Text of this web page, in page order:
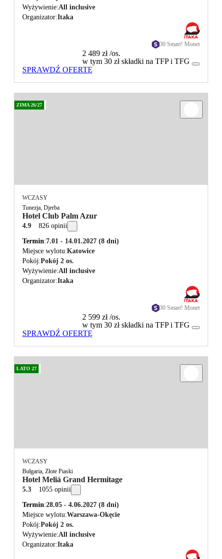
Wyżywienie All inclusive
Organizator Itaka
30 Smart! Monet
2 489 zł/os.
w tym 30 zł składki na TFP i TFG
SPRAWDŹ OFERTĘ
ZIMA 26/27
WCZASY
Tunezja, Djerba
Hotel Club Palm Azur
4.9 826 opinii
Termin 7.01 - 14.01.2027 (8 dni)
Miejsce wylotu Katowice
Pokój Pokój 2 os.
Wyżywienie All inclusive
Organizator Itaka
30 Smart! Monet
2 599 zł/os.
w tym 30 zł składki na TFP i TFG
SPRAWDŹ OFERTĘ
LATO 27
WCZASY
Bułgaria, Złote Piaski
Hotel Meliá Grand Hermitage
5.3 1055 opinii
Termin 28.05 - 4.06.2027 (8 dni)
Miejsce wylotu Warszawa-Okęcie
Pokój Pokój 2 os.
Wyżywienie All inclusive
Organizator Itaka